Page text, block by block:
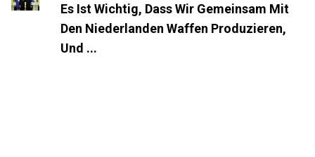
Es Ist Wichtig, Dass Wir Gemeinsam Mit
Den Niederlanden Waffen Produzieren,
Und ...